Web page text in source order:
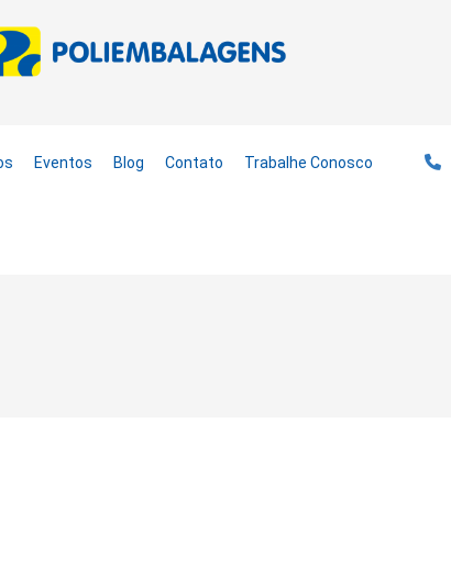
Eventos Blog Contato Trabalhe Conosco